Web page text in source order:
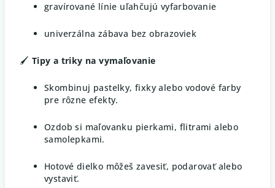
gravírované línie uľahčujú vyfarbovanie
univerzálna zábava bez obrazoviek
🖌️ Tipy a triky na vymaľovanie
Skombinuj pastelky, fixky alebo vodové farby
pre rôzne efekty.
Ozdob si maľovanku pierkami, flitrami alebo
samolepkami.
Hotové dielko môžeš zavesiť, podarovať alebo
vystaviť.